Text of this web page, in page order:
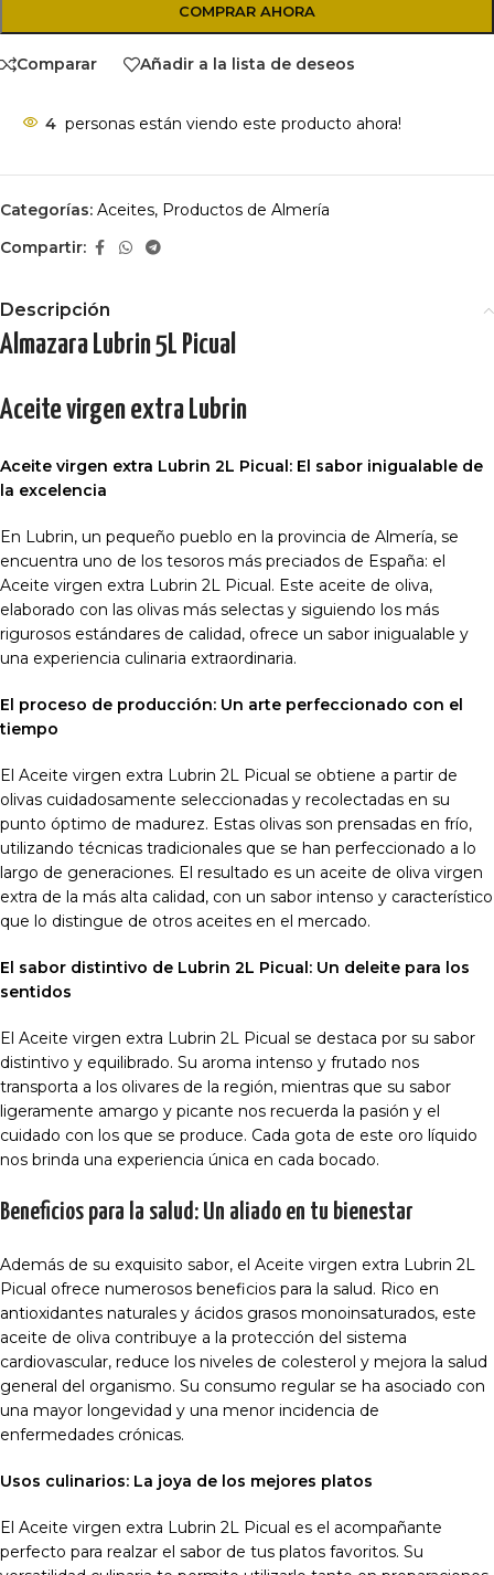
COMPRAR AHORA
Comparar Añadir a la lista de deseos
4 personas están viendo este producto ahora!
Categorías: Aceites, Productos de Almería
Compartir:
Descripción
Almazara Lubrin 5L Picual
Aceite virgen extra Lubrin
Aceite virgen extra Lubrin 2L Picual: El sabor inigualable de
la excelencia
En Lubrin, un pequeño pueblo en la provincia de Almería, se
encuentra uno de los tesoros más preciados de España: el
Aceite virgen extra Lubrin 2L Picual. Este aceite de oliva,
elaborado con las olivas más selectas y siguiendo los más
rigurosos estándares de calidad, ofrece un sabor inigualable y
una experiencia culinaria extraordinaria.
El proceso de producción: Un arte perfeccionado con el
tiempo
El Aceite virgen extra Lubrin 2L Picual se obtiene a partir de
olivas cuidadosamente seleccionadas y recolectadas en su
punto óptimo de madurez. Estas olivas son prensadas en frío,
utilizando técnicas tradicionales que se han perfeccionado a lo
largo de generaciones. El resultado es un aceite de oliva virgen
extra de la más alta calidad, con un sabor intenso y característico
que lo distingue de otros aceites en el mercado.
El sabor distintivo de Lubrin 2L Picual: Un deleite para los
sentidos
El Aceite virgen extra Lubrin 2L Picual se destaca por su sabor
distintivo y equilibrado. Su aroma intenso y frutado nos
transporta a los olivares de la región, mientras que su sabor
ligeramente amargo y picante nos recuerda la pasión y el
cuidado con los que se produce. Cada gota de este oro líquido
nos brinda una experiencia única en cada bocado.
Beneficios para la salud: Un aliado en tu bienestar
Además de su exquisito sabor, el Aceite virgen extra Lubrin 2L
Picual ofrece numerosos beneficios para la salud. Rico en
antioxidantes naturales y ácidos grasos monoinsaturados, este
aceite de oliva contribuye a la protección del sistema
cardiovascular, reduce los niveles de colesterol y mejora la salud
general del organismo. Su consumo regular se ha asociado con
una mayor longevidad y una menor incidencia de
enfermedades crónicas.
Usos culinarios: La joya de los mejores platos
El Aceite virgen extra Lubrin 2L Picual es el acompañante
perfecto para realzar el sabor de tus platos favoritos. Su